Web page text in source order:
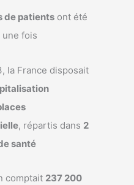
de patients ont été
une fois
la France disposait
, répartis dans 2
santé
comptait 237 200